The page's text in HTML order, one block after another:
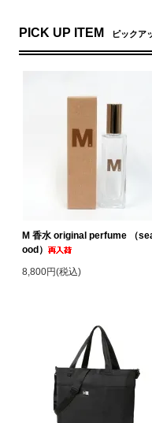
PICK UP ITEM ピックア
M 香水 original perfume （
ood）
8,800円(税込)